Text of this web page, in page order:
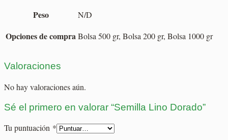
Peso N/D
Opciones de compraBolsa 500 gr, Bolsa 200 gr, Bolsa 1000 gr
Valoraciones
No hay valoraciones aún.
Sé el primero en valorar “Semilla Lino Dorado”
Tu puntuación *